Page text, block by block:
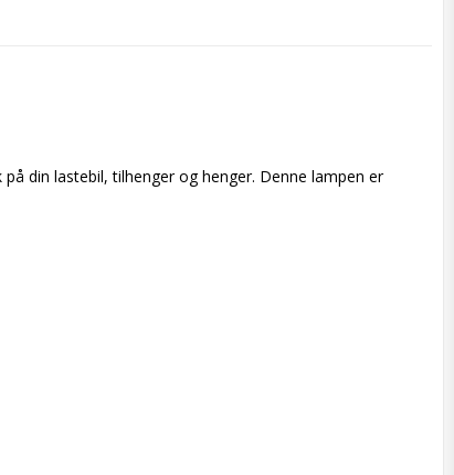
din lastebil, tilhenger og henger. Denne lampen er